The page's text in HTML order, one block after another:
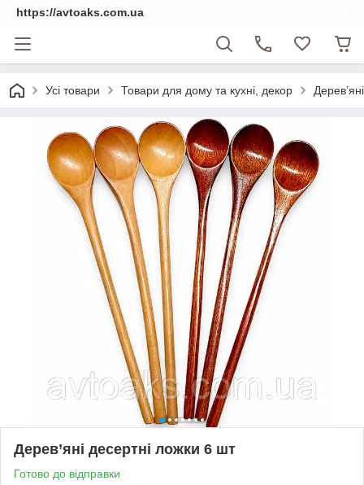
https://avtoaks.com.ua
Усі товари Товари для дому та кухні, декор
Дерев’яні десертні ложки 6 шт
Готово до відправки